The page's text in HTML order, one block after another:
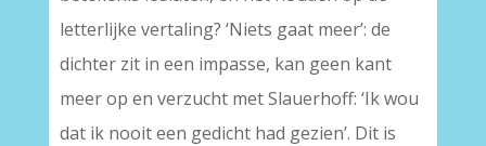
letterlijke vertaling? ‘Niets gaat meer’: de
dichter zit in een impasse, kan geen kant
meer op en verzucht met Slauerhoff: ‘Ik wou
dat ik nooit een gedicht had gezien’. Dit is